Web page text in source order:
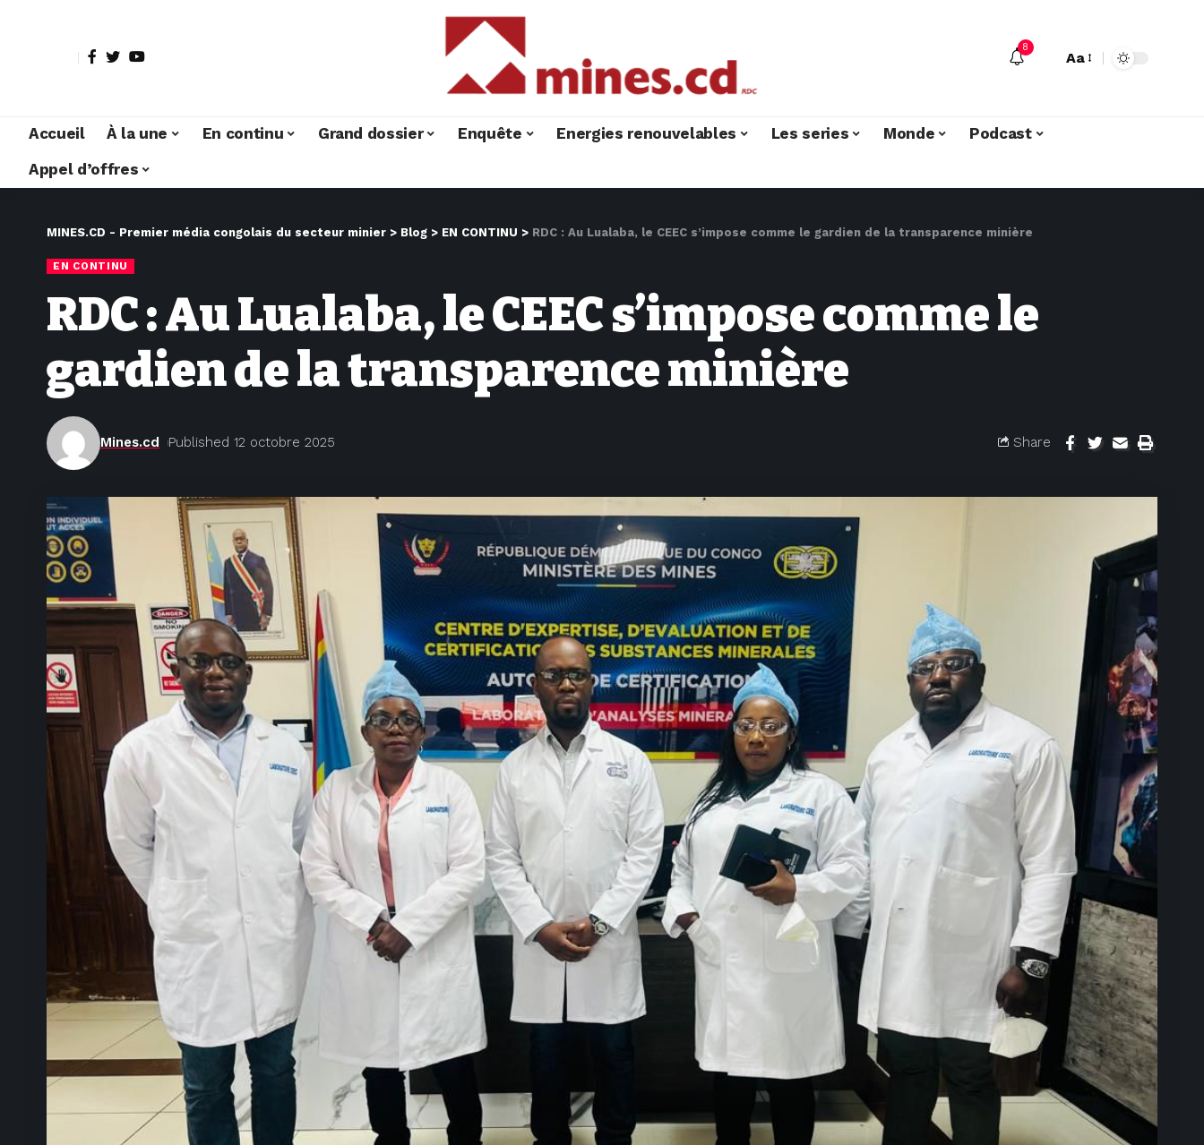
8
Aa
Accueil À la une En continu Grand dossier Enquête Energies renouvelables Les series Monde
Podcast
Appel d’offres
MINES.CD - Premier média congolais du secteur minier > Blog > EN CONTINU > RDC : Au Lualaba, le CEEC s’impose comme le gardien de la transparence minière
EN CONTINU
RDC : Au Lualaba, le CEEC s’impose comme le
gardien de la transparence minière
Mines.cd Published 12 octobre 2025 Share